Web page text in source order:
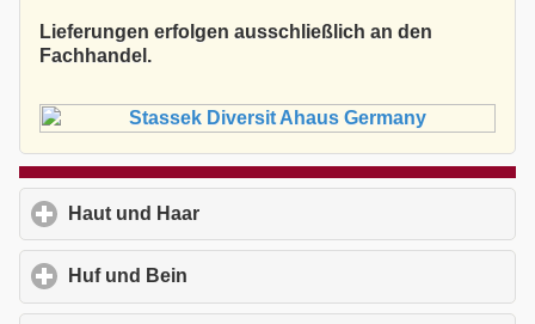
Lieferungen erfolgen ausschließlich an den
Fachhandel.
Haut und Haar
Huf und Bein